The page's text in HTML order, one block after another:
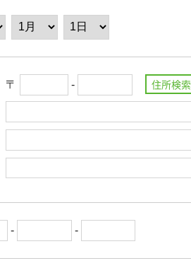
〒 -
- -